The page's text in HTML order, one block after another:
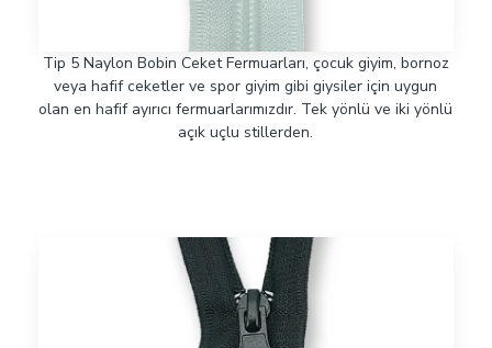
Tip 5 Naylon Bobin Ceket Fermuarları, çocuk giyim, bornoz
veya hafif ceketler ve spor giyim gibi giysiler için uygun
olan en hafif ayırıcı fermuarlarımızdır. Tek yönlü ve iki yönlü
açık uçlu stillerden.